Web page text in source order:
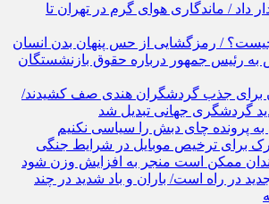
داد / ماندگاری هوای گرم در تهران تا
/ رمزگشایی از حس پنهان بدن انسان
رئیس جمهور درباره حقوق بازنشستگان
برای جذب گردشگران هندی صف کشیدند/
گردشگری جهانی تبدیل شد
به پرونده چای دبش را سیاسی نکنیم
برای ترخیص موبایل در شرایط جنگی
ممکن است منجر به افزایش وزن شود
در راه است/ باران و باد شدید در چند